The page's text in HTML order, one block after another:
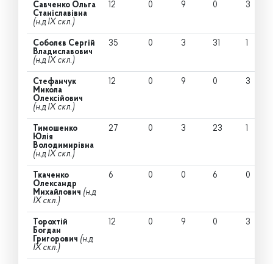
Савченко Ольга
Станіславівна
(н.д IX скл.)
12 0 9 0 3
Соболєв Сергій
Владиславович
(н.д IX скл.)
35 0 3 31 1
Стефанчук
Микола
Олексійович
(н.д IX скл.)
12 0 9 0 3
Тимошенко
Юлія
Володимирівна
(н.д IX скл.)
27 0 3 23 1
Ткаченко
Олександр
Михайлович (н.д
IX скл.)
6 0 0 6 0
Торохтій
Богдан
Григорович (н.д
IX скл.)
12 0 9 0 3